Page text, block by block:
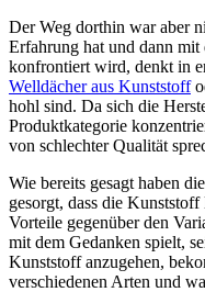
Der Weg dorthin war aber
Erfahrung hat und dann
konfrontiert wird, denkt in
Welldächer aus Kunststoff
hohl sind. Da sich die
Produktkategorie
von schlechter Qualität
Wie bereits gesagt haben
gesorgt, dass die
Vorteile gegenüber den
mit dem Gedanken spielt,
Kunststoff anzugehen,
verschiedenen Arten und